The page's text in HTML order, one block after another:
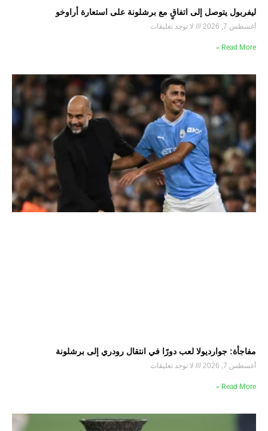
ليفربول يتوصل إلى اتفاقٍ مع برشلونة على استعارة أراوخو
أغسطس 7, 2026 لا توجد تعليقات
Read More »
مفاجأة: جوارديولا لعب دورًا في انتقال رودري إلى برشلونة
أغسطس 7, 2026 لا توجد تعليقات
Read More »